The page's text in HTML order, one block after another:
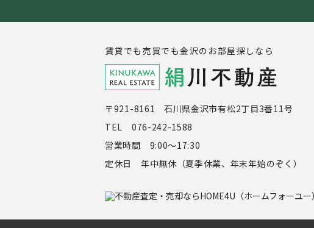
賃貸でも売買でも金沢のお部屋探しなら
〒921-8161 石川県金沢市有松2丁目3番11号
TEL 076-242-1588
営業時間 9:00～17:30
定休日 年中無休（夏季休業、年末年始のぞく）